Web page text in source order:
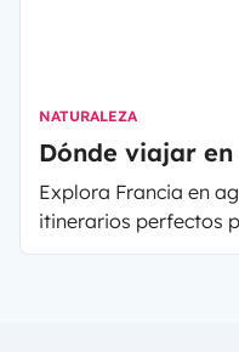
NATURALEZA
Dónde viajar
Explora Francia en
itinerarios perfectos